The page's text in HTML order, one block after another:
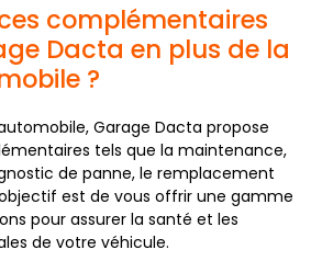
complémentaires
Dacta en plus de la
?
Garage Dacta propose
tels que la maintenance,
de panne, le remplacement
est de vous offrir une gamme
pour assurer la santé et les
de votre véhicule.